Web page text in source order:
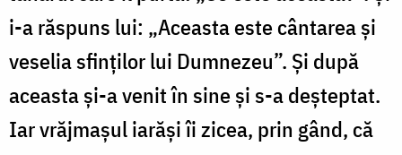
i-a răspuns lui: „Aceasta este cântarea și
veselia sfinților lui Dumnezeu”. Și după
aceasta și-a venit în sine și s-a deșteptat.
Iar vrăjmașul iarăși îi zicea, prin gând, că